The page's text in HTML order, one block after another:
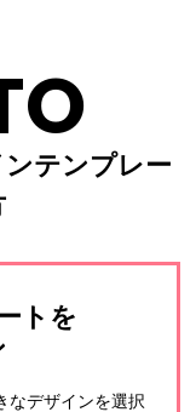
テンプレー
トを
なデザインを選択